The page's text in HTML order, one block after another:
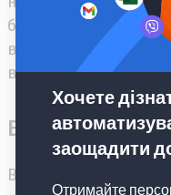
буде важко
вона не розрізняє
вольти, ампери та
Власна
Власна грантова